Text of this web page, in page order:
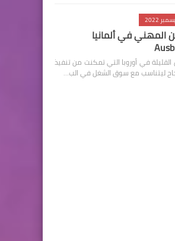
المهني في ألمانيا
القليلة في أوروبا التي تمكنت من تنفيذ
ليتناسب مع سوق الشغل في الب…